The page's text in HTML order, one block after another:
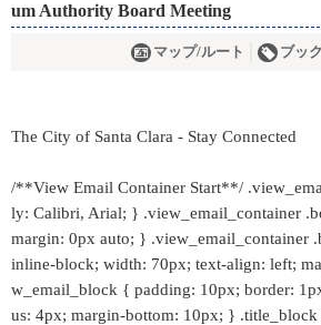
um Authority Board Meeting
マップ/ルート ブッ
The City of Santa Clara - Stay Connected
/**View Email Container Start**/
ly: Calibri, Arial; } .view_email_container
margin: 0px auto; } .view_email_container
inline-block; width: 70px; text-align: left;
w_email_block { padding: 10px; border:
us: 4px; margin-bottom: 10px; }